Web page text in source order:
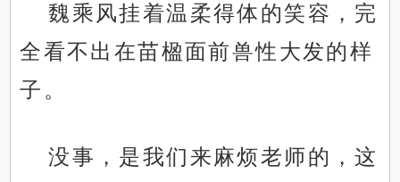
魏乘风挂着温柔得体的笑容，完
全看不出在苗楹面前兽性大发的样
子。
没事，是我们来麻烦老师的，这